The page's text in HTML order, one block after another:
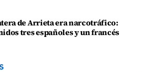
de Arrieta era narcotráfico:
tres españoles y un francés